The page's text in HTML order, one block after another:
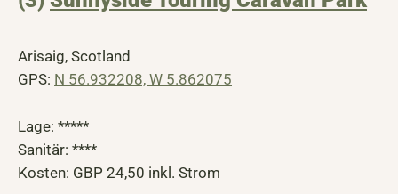
Arisaig, Scotland
GPS: N 56.932208, W 5.862075
Lage: *****
Sanitär: ****
Kosten: GBP 24,50 inkl. Strom